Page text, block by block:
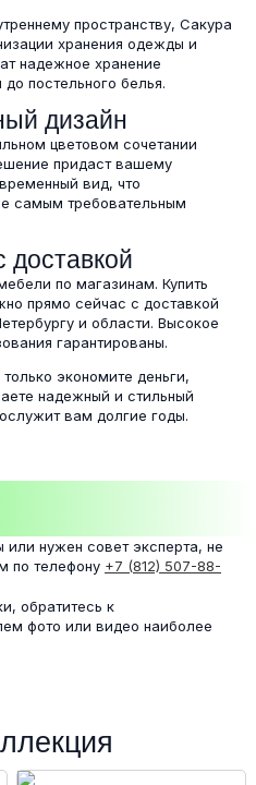
пространству, Сакура
хранения одежды и
надежное хранение
постельного белья.
дизайн
цветовом сочетании
придаст вашему
вид, что
самым требовательным
доставкой
по магазинам. Купить
прямо сейчас с доставкой
и области. Высокое
гарантированы.
экономите деньги,
надежный и стильный
вам долгие годы.
нужен совет эксперта, не
по телефону +7 (812) 507-88-
обратитесь к
фото или видео наиболее